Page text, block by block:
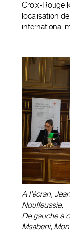
Croix-Rouge
localisation
international
A l’écran,
Nouffeussie.
De gauche à
Msabeni,